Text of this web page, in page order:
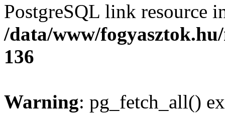
PostgreSQL link resource
/data/www/
136
Warning: pg_fetch_all()